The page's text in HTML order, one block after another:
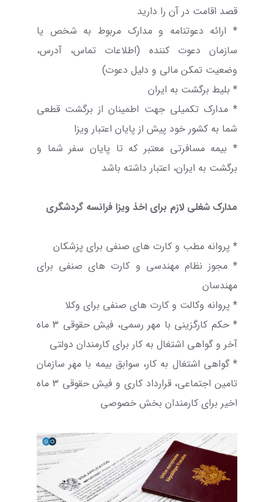
قصد اقامت در آن را دارید
* ارائه دعوتنامه و مدارک مربوط به شخص یا
سازمان دعوت کننده (اطلاعات تماس، آدرس،
وضعیت تمکن مالی و دلیل دعوت)
* بلیط برگشت به ایران
*مدارک تکمیلی جهت اطمینان از برگشت قطعی
شما به کشور خود پیش از پایان اعتبار ویزا
* بیمه مسافرتی معتبر که تا پایان سفر شما و
برگشت به ایران، اعتبار داشته باشد
مدارک شغلی لازم برای اخذ ویزا فرانسه گردشگری
* پروانه مطب و کارت های صنفی برای پزشکان
*مجوز نظام مهندسی و کارت های صنفی برای
مهندسان
* پروانه وکالت و کارت های صنفی برای وکلا
*
حکم کارگزینی با مهر رسمی، فیش حقوقی 3 ماه
آخر و گواهی اشتغال به کار برای کارمندان دولتی
*گواهی اشتغال به کار، سوابق بیمه با مهر سازمان
تامین اجتماعی، قرارداد کاری و فیش حقوقی 3 ماه
اخیر برای کارمندان بخش خصوصی